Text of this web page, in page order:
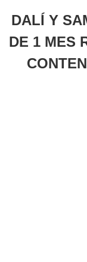
DALÍ Y
DE 1 MES